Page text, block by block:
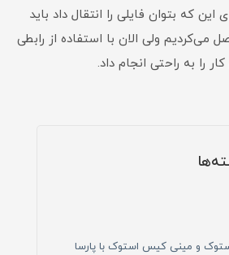
این که بتوان فایلی را انتقال داد باید
می‌کردیم ولی الان با استفاده از رابطی
و مینی کیس استوک با پارسا